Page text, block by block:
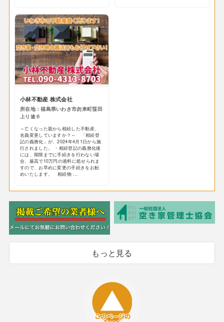
小林不動産 株式会社
所在地：福島県いわき市勿来町窪田
上り途６
～亡くなった親から相続した不動産、
名義変更していますか？～ 「相続登
記の義務化」が、2024年4月1日から施
行されました。 ・相続登記の義務化後
には、期限までに手続きを行わない場
合、最高で10万円の過料に処せられま
すので、お早めに変更の手続きをお勧
めいたします。 相続物 ...
もっと見る